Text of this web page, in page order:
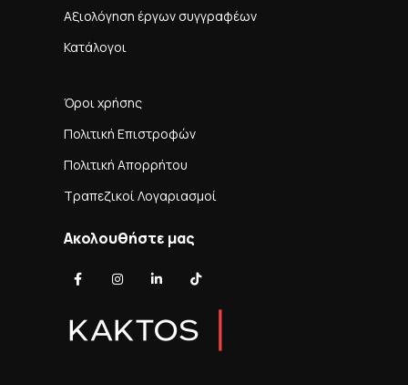
Αξιολόγηση έργων συγγραφέων
Κατάλογοι
Όροι χρήσης
Πολιτική Επιστροφών
Πολιτική Απορρήτου
Τραπεζικοί Λογαριασμοί
Ακολουθήστε μας